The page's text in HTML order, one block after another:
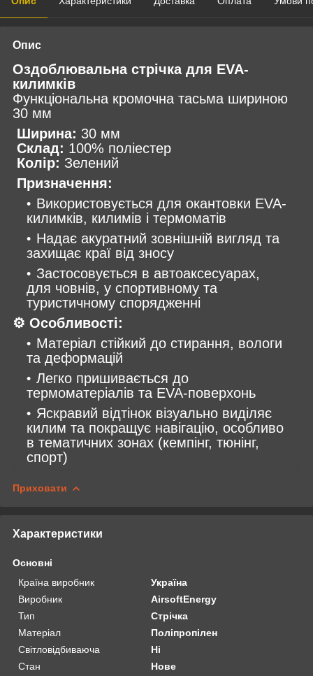
Опис
Оздоблювальна стрічка для EVA-
килимків
Функціональна кромочна тасьма шириною
30 мм
Ширина: 30 мм
Склад: 100% поліестер
Колір: Зелений
Призначення:
Використовується для окантовки EVA-
килимків, килимів і термоматів
Надає акуратний зовнішній вигляд та
захищає краї від зносу
Застосовується в автоаксесуарах,
для човнів, у спортивному та
туристичному спорядженні
⚙️ Особливості:
Матеріал стійкий до стирання, вологи
та деформацій
Легко пришивається до
термоматеріалів та EVA-поверхонь
Яскравий відтінок візуально виділяє
килим та покращує навігацію, особливо
в тематичних зонах (кемпінг, тюнінг,
спорт)
Приховати
Характеристики
Основні
Країна виробник
Україна
Виробник
AirsoftEnergy
Тип
Стрічка
Матеріал
Поліпропілен
Світловідбиваюча
Ні
Стан
Нове